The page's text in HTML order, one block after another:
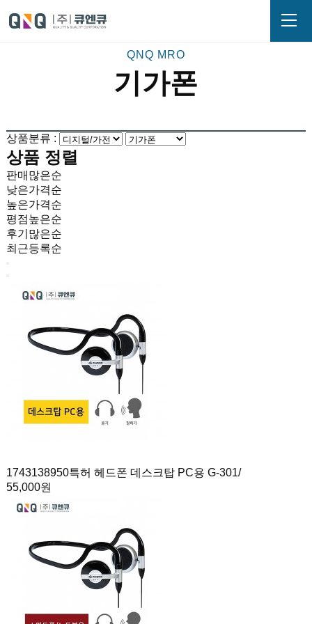
기가폰
상품분류 :
상품 정렬
판매많은순
낮은가격순
높은가격순
평점높은순
후기많은순
최근등록순
1743138950특허 헤드폰 데스크탑 PC용 G-301/
55,000원